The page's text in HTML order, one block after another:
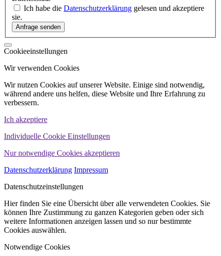
Ich habe die Datenschutzerklärung gelesen und akzeptiere
sie.
Cookieeinstellungen
Wir verwenden Cookies
Wir nutzen Cookies auf unserer Website. Einige sind notwendig,
während andere uns helfen, diese Website und Ihre Erfahrung zu
verbessern.
Ich akzeptiere
Individuelle Cookie Einstellungen
Nur notwendige Cookies akzeptieren
Datenschutzerklärung Impressum
Datenschutzeinstellungen
Hier finden Sie eine Übersicht über alle verwendeten Cookies. Sie
können Ihre Zustimmung zu ganzen Kategorien geben oder sich
weitere Informationen anzeigen lassen und so nur bestimmte
Cookies auswählen.
Notwendige Cookies